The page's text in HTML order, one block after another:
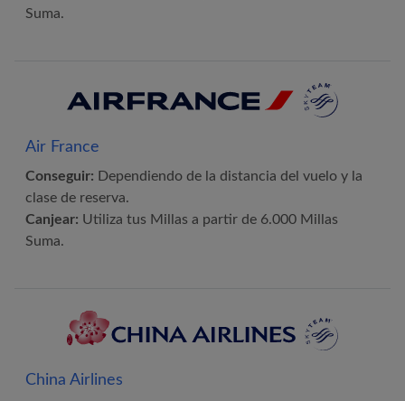
Suma.
Air France
Conseguir: Dependiendo de la distancia del vuelo y la
clase de reserva.
Canjear: Utiliza tus Millas a partir de 6.000 Millas
Suma.
China Airlines